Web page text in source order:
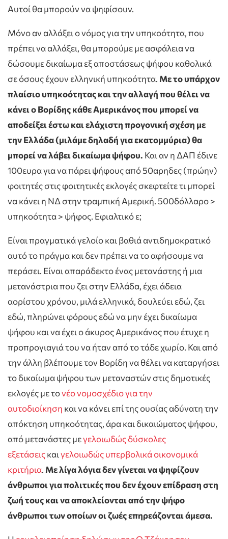
Αυτοί θα μπορούν να ψηφίσουν.
Μόνο αν αλλάξει ο νόμος για την υπηκοότητα, που
πρέπει να αλλάξει, θα μπορούμε με ασφάλεια να
δώσουμε δικαίωμα εξ αποστάσεως ψήφου καθολικά
σε όσους έχουν ελληνική υπηκοότητα. Με το υπάρχον
πλαίσιο υπηκοότητας και την αλλαγή που θέλει να
κάνει ο Βορίδης κάθε Αμερικάνος που μπορεί να
αποδείξει έστω και ελάχιστη προγονική σχέση με
την Ελλάδα (μιλάμε δηλαδή για εκατομμύρια) θα
μπορεί να λάβει δικαίωμα ψήφου. Και αν η ΔΑΠ έδινε
100ευρα για να πάρει ψήφους από 50αρηδες (πρώην)
φοιτητές στις φοιτητικές εκλογές σκεφτείτε τι μπορεί
να κάνει η ΝΔ στην τραμπική Αμερική. 500δόλλαρο >
υπηκοότητα > ψήφος. Εφιαλτικό ε;
Είναι πραγματικά γελοίο και βαθιά αντιδημοκρατικό
αυτό το πράγμα και δεν πρέπει να το αφήσουμε να
περάσει. Είναι απαράδεκτο ένας μετανάστης ή μια
μετανάστρια που ζει στην Ελλάδα, έχει άδεια
αορίστου χρόνου, μιλά ελληνικά, δουλεύει εδώ, ζει
εδώ, πληρώνει φόρους εδώ να μην έχει δικαίωμα
ψήφου και να έχει ο άκυρος Αμερικάνος που έτυχε η
προπρογιαγιά του να ήταν από το τάδε χωρίο. Και από
την άλλη βλέπουμε τον Βορίδη να θέλει να καταργήσει
το δικαίωμα ψήφου των μεταναστών στις δημοτικές
εκλογές με τονέο νομοσχέδιο για την
αυτοδιοίκηση και να κάνει επί της ουσίας αδύνατη την
απόκτηση υπηκοότητας, άρα και δικαιώματος ψήφου,
από μετανάστες μεγελοιωδώς δύσκολες
εξετάσειςκαιγελοιωδώς υπερβολικά οικονομικά
κριτήρια. Με λίγα λόγια δεν γίνεται να ψηφίζουν
άνθρωποι για πολιτικές που δεν έχουν επίδραση στη
ζωή τους και να αποκλείονται από την ψήφο
άνθρωποι των οποίων οι ζωές επηρεάζονται άμεσα.